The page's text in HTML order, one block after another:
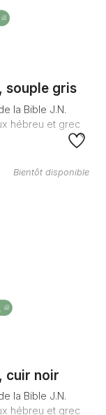
souple gris
la Bible J.N.
hébreu et grec
Bientôt disponible
cuir noir
la Bible J.N.
hébreu et grec